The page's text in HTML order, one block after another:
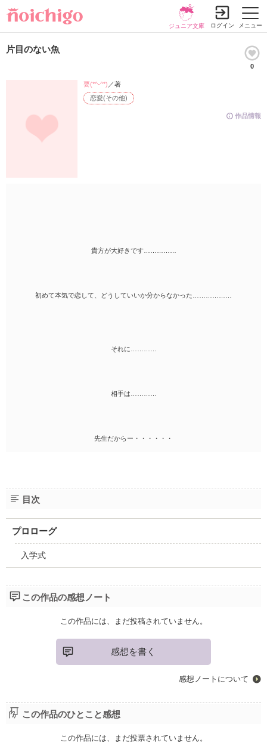
メニュー
ジュニア文庫 ログイン
片目のない魚
0
作品情報
恋愛(その他)
要(*^-^*) ／著
貴方が大好きです……………
初めて本気で恋して、どうしていいか分からなかった………………
それに…………
相手は…………
先生だからー・・・・・・
目次
プロローグ
入学式
この作品の感想ノート
この作品には、まだ投稿されていません。
感想を書く
感想ノートについて
この作品のひとこと感想
この作品には、まだ投票されていません。